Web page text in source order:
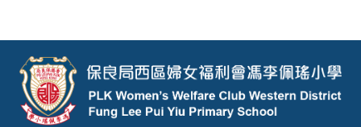
content